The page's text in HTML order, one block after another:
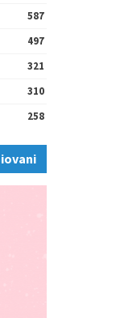
587
497
321
310
258